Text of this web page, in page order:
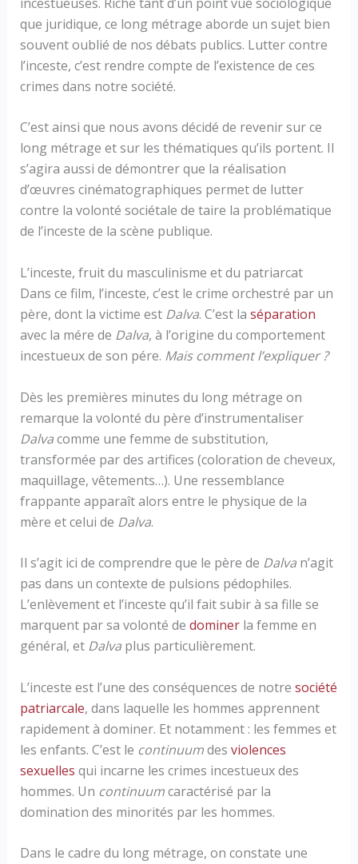
que juridique, ce long métrage aborde un sujet bien
souvent oublié de nos débats publics. Lutter contre
l’inceste, c’est rendre compte de l’existence de ces
crimes dans notre société.
C’est ainsi que nous avons décidé de revenir sur ce
long métrage et sur les thématiques qu’ils portent. Il
s’agira aussi de démontrer que la réalisation
d’œuvres cinématographiques permet de lutter
contre la volonté sociétale de taire la problématique
de l’inceste de la scène publique.
L’inceste, fruit du masculinisme et du patriarcat
Dans ce film, l’inceste, c’est le crime orchestré par un
père, dont la victime est Dalva. C’est la séparation
avec la mére de Dalva, à l’origine du comportement
incestueux de son pére. Mais comment l’expliquer ?
Dès les premières minutes du long métrage on
remarque la volonté du père d’instrumentaliser
Dalvacomme une femme de substitution,
transformée par des artifices (coloration de cheveux,
maquillage, vêtements…). Une ressemblance
frappante apparaît alors entre le physique de la
mère et celui de Dalva.
Il s’agit ici de comprendre que le père de Dalva n’agit
pas dans un contexte de pulsions pédophiles.
L’enlèvement et l’inceste qu’il fait subir à sa fille se
marquent par sa volonté de dominer la femme en
général, et Dalvaplus particulièrement.
L’inceste est l’une des conséquences de notre société
patriarcale, dans laquelle les hommes apprennent
rapidement à dominer. Et notamment : les femmes et
les enfants. C’est le continuumdes violences
sexuelles qui incarne les crimes incestueux des
hommes. Un continuumcaractérisé par la
domination des minorités par les hommes.
Dans le cadre du long métrage, on constate une